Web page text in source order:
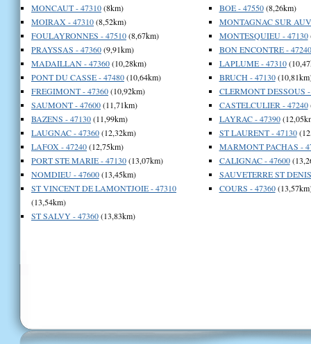
MONCAUT - 47310(8km)
MOIRAX - 47310(8,52km)
FOULAYRONNES - 47510(8,67km)
PRAYSSAS - 47360(9,91km)
MADAILLAN - 47360(10,28km)
PONT DU CASSE - 47480(10,64km)
FREGIMONT - 47360(10,92km)
SAUMONT - 47600(11,71km)
BAZENS - 47130(11,99km)
LAUGNAC - 47360(12,32km)
LAFOX - 47240(12,75km)
PORT STE MARIE - 47130(13,07km)
NOMDIEU - 47600(13,45km)
ST VINCENT DE LAMONTJOIE - 47310
(13,54km)
ST SALVY - 47360(13,83km)
BOE - 47550(8,26km)
MONTAGNAC SUR
MONTESQUIEU - 47130
BON ENCONTRE - 47240
LAPLUME - 47310
BRUCH - 47130
CLERMONT DESSOUS -
CASTELCULIER - 47240
LAYRAC - 47390
ST LAURENT - 47130
MARMONT PACHAS -
CALIGNAC - 47600
SAUVETERRE ST
COURS - 47360